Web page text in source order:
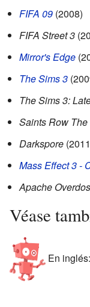
FIFA 09 (2008)
FIFA Street 3
Mirror's Edge
The Sims 3
The Sims 3:
Saints Row
Darkspore
Mass Effect 3 -
Apache
Véase
En inglés: